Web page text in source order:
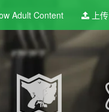
AdultContent 上传